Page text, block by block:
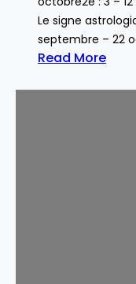
Le signe
septembre – 22
Read More
B